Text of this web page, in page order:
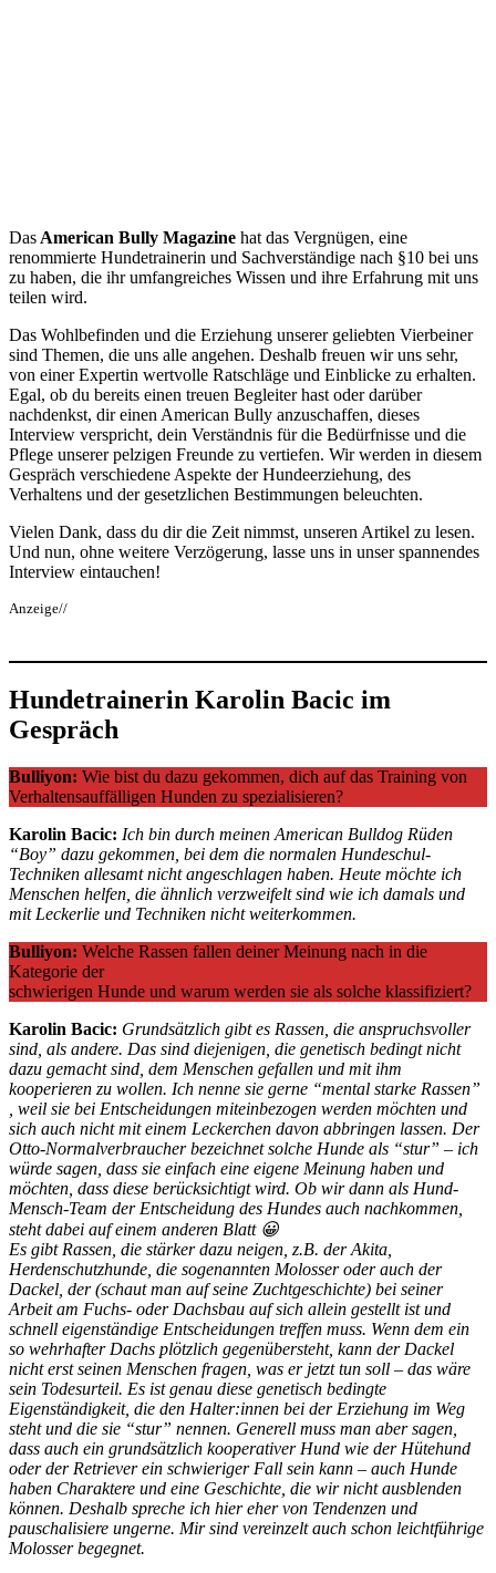
Das American Bully Magazine hat das Vergnügen, eine
renommierte Hundetrainerin und Sachverständige nach §10 bei uns
zu haben, die ihr umfangreiches Wissen und ihre Erfahrung mit uns
teilen wird.
Das Wohlbefinden und die Erziehung unserer geliebten Vierbeiner
sind Themen, die uns alle angehen. Deshalb freuen wir uns sehr,
von einer Expertin wertvolle Ratschläge und Einblicke zu erhalten.
Egal, ob du bereits einen treuen Begleiter hast oder darüber
nachdenkst, dir einen American Bully anzuschaffen, dieses
Interview verspricht, dein Verständnis für die Bedürfnisse und die
Pflege unserer pelzigen Freunde zu vertiefen. Wir werden in diesem
Gespräch verschiedene Aspekte der Hundeerziehung, des
Verhaltens und der gesetzlichen Bestimmungen beleuchten.
Vielen Dank, dass du dir die Zeit nimmst, unseren Artikel zu lesen.
Und nun, ohne weitere Verzögerung, lasse uns in unser spannendes
Interview eintauchen!
Anzeige//
Hundetrainerin Karolin Bacic im
Gespräch
Bulliyon: Wie bist du dazu gekommen, dich auf das Training von
Verhaltensauffälligen Hunden zu spezialisieren?
Karolin Bacic: Ich bin durch meinen American Bulldog Rüden
“Boy” dazu gekommen, bei dem die normalen Hundeschul-
Techniken allesamt nicht angeschlagen haben. Heute möchte ich
Menschen helfen, die ähnlich verzweifelt sind wie ich damals und
mit Leckerlie und Techniken nicht weiterkommen.
Bulliyon: Welche Rassen fallen deiner Meinung nach in die
Kategorie der
schwierigen Hunde und warum werden sie als solche klassifiziert?
Karolin Bacic: Grundsätzlich gibt es Rassen, die anspruchsvoller
sind, als andere. Das sind diejenigen, die genetisch bedingt nicht
dazu gemacht sind, dem Menschen gefallen und mit ihm
kooperieren zu wollen. Ich nenne sie gerne “mental starke Rassen”
, weil sie bei Entscheidungen miteinbezogen werden möchten und
sich auch nicht mit einem Leckerchen davon abbringen lassen. Der
Otto-Normalverbraucher bezeichnet solche Hunde als “stur” – ich
würde sagen, dass sie einfach eine eigene Meinung haben und
möchten, dass diese berücksichtigt wird. Ob wir dann als Hund-
Mensch-Team der Entscheidung des Hundes auch nachkommen,
steht dabei auf einem anderen Blatt 😀
Es gibt Rassen, die stärker dazu neigen, z.B. der Akita,
Herdenschutzhunde, die sogenannten Molosser oder auch der
Dackel, der (schaut man auf seine Zuchtgeschichte) bei seiner
Arbeit am Fuchs- oder Dachsbau auf sich allein gestellt ist und
schnell eigenständige Entscheidungen treffen muss. Wenn dem ein
so wehrhafter Dachs plötzlich gegenübersteht, kann der Dackel
nicht erst seinen Menschen fragen, was er jetzt tun soll – das wäre
sein Todesurteil. Es ist genau diese genetisch bedingte
Eigenständigkeit, die den Halter:innen bei der Erziehung im Weg
steht und die sie “stur” nennen. Generell muss man aber sagen,
dass auch ein grundsätzlich kooperativer Hund wie der Hütehund
oder der Retriever ein schwieriger Fall sein kann – auch Hunde
haben Charaktere und eine Geschichte, die wir nicht ausblenden
können. Deshalb spreche ich hier eher von Tendenzen und
pauschalisiere ungerne. Mir sind vereinzelt auch schon leichtführige
Molosser begegnet.